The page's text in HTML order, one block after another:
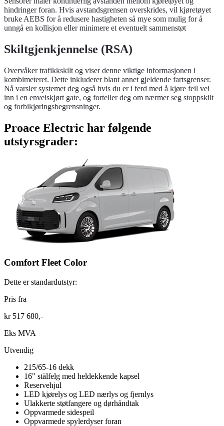
hindringer foran. Hvis avstandsgrensen overskrides, vil kjøretøyet
bruke AEBS for å redusere hastigheten så mye som mulig for å
unngå en kollisjon eller minimere et eventuelt sammenstøt
Skiltgjenkjennelse (RSA)
Overvåker trafikkskilt og viser denne viktige informasjonen i
kombimeteret. Dette inkluderer blant annet gjeldende fartsgrenser.
Nå varsler systemet deg også hvis du er i ferd med å kjøre feil vei
inn i en enveiskjørt gate, og forteller deg om nærmer seg stoppskilt
og forbikjøringsbegrensninger.
Proace Electric har følgende
utstyrsgrader:
Comfort Fleet Color
Dette er standardutstyr:
Pris fra
kr 517 680,-
Eks MVA
Utvendig
215/65-16 dekk
16" stålfelg med heldekkende kapsel
Reservehjul
LED kjørelys og LED nærlys og fjernlys
Ulakkerte støtfangere og dørhåndtak
Oppvarmede sidespeil
Oppvarmede spylerdyser foran